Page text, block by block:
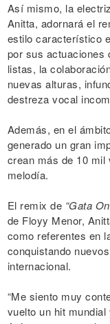
Así mismo, la
Anitta, adornará el
estilo característico
por sus actuaciones
listas, la
nuevas alturas,
destreza vocal
Además, en el
generado un gran
crean más de 10 mil
melodía.
El remix de “Gata
de Floyy Menor,
como referentes en
conquistando
internacional.
“Me siento muy
vuelto un hit